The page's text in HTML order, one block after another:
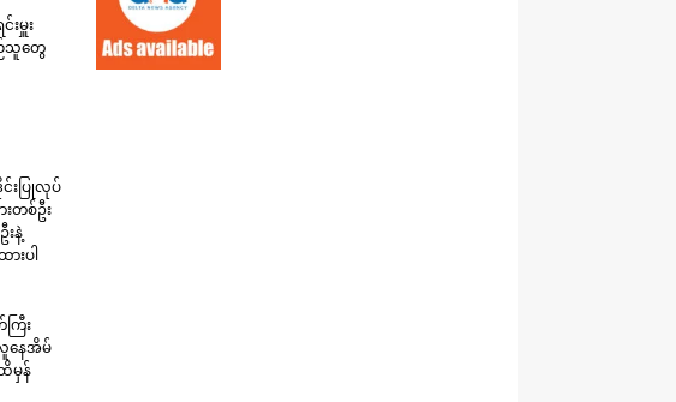
မှူး
ည်သူတွေ
းပြုလုပ်
းတစ်ဦး
းနဲ့
းပါ
ြီး
နေအိမ်
ထိမှန်